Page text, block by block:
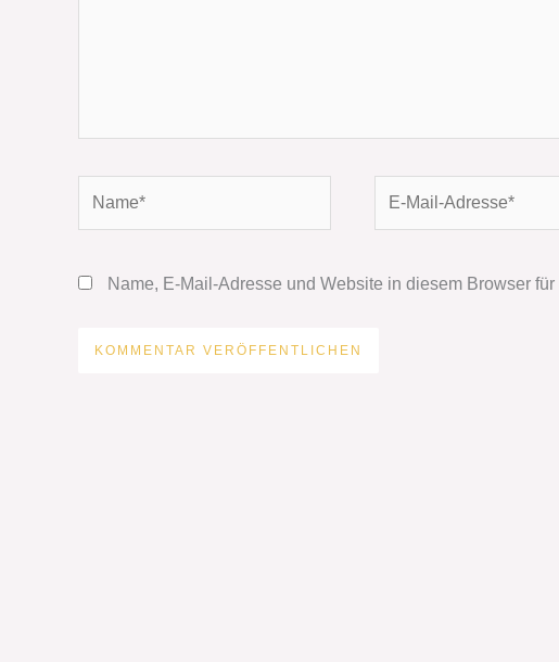
Mail-
Name, E-Mail-Adresse und Website in diesem Browser